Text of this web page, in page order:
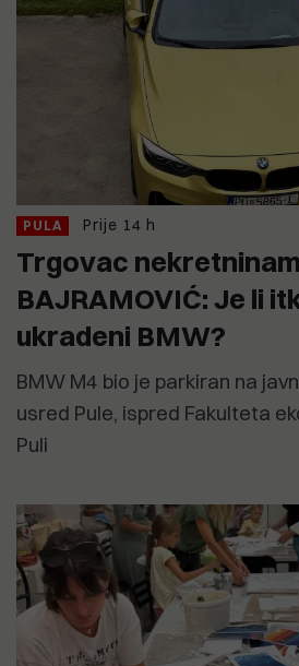
PULA Prije 14 h
Trgovac
BAJRAMOVIĆ: Je li
ukradeni BMW?
BMW M4 bio je parkiran na
usred Pule, ispred Fakulteta
Puli